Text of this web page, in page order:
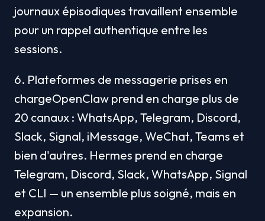
journaux épisodiques travaillent ensemble
pour un rappel authentique entre les
sessions.
6. Plateformes de messagerie prises en
chargeOpenClaw prend en charge plus de
20 canaux : WhatsApp, Telegram, Discord,
Slack, Signal, iMessage, WeChat, Teams et
bien d'autres. Hermes prend en charge
Telegram, Discord, Slack, WhatsApp, Signal
et CLI — un ensemble plus soigné, mais en
expansion.